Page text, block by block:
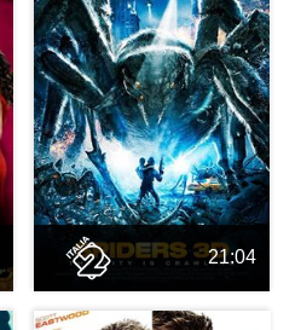
21:04